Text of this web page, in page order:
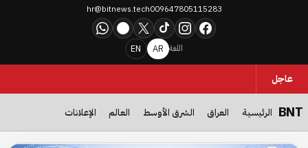
hr@bitnews.tech009647805115283
Facebook
Instagram
TikTok
X
Telegram
WhatsApp
اللغة AR
EN
عاجل
الرئيسية العراق الشرق الأوسط العالم الإعلانات BNT